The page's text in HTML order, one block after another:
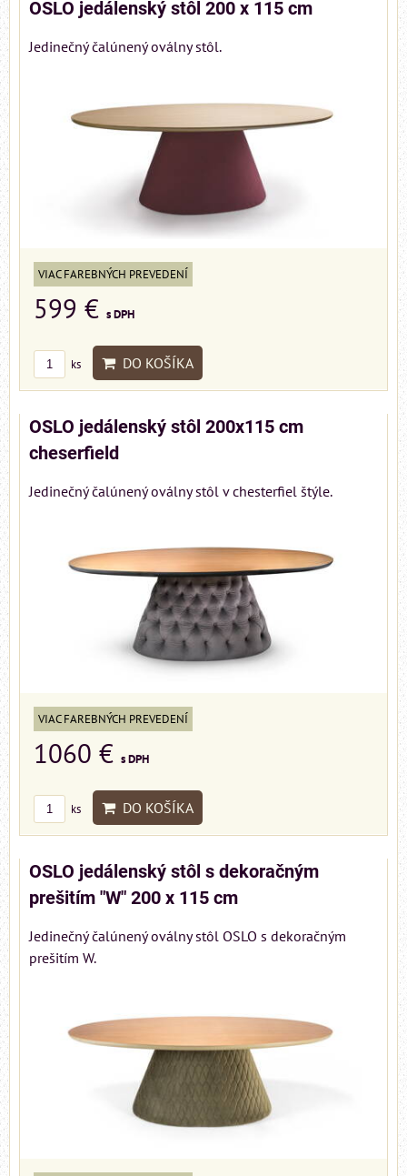
OSLO jedálenský stôl 200 x 115 cm
Jedinečný čalúnený oválny stôl.
VIAC FAREBNÝCH PREVEDENÍ
599 € s DPH
ks DO KOŠÍKA
OSLO jedálenský stôl 200x115 cm
cheserfield
Jedinečný čalúnený oválny stôl v chesterfiel štýle.
VIAC FAREBNÝCH PREVEDENÍ
1060 € s DPH
ks DO KOŠÍKA
OSLO jedálenský stôl s dekoračným
prešitím "W" 200 x 115 cm
Jedinečný čalúnený oválny stôl OSLO s dekoračným
prešitím W.